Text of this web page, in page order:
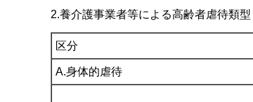
2.養介護事業者等による高齢者虐待類型
区分
A.身体的虐待